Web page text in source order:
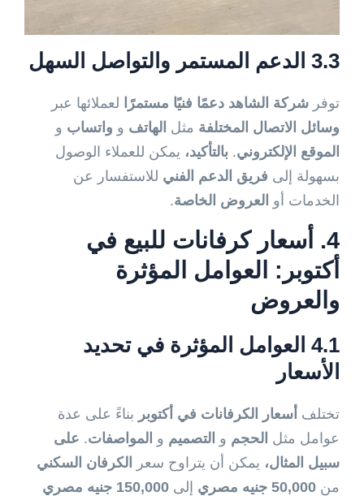
3.3 الدعم المستمر والتواصل السهل
توفر شركة الشاهد دعمًا فنيًا مستمرًا
لعملائها عبر
وسائل الاتصال المختلفة مثل الهاتف و واتساب و
الموقع الإلكتروني. بالتأكيد، يمكن للعملاء الوصول
بسهولة إلى فريق الدعم الفني للاستفسار عن
الخدمات أو العروض الخاصة.
4. أسعار كرفانات للبيع في
أكتوبر: العوامل المؤثرة
والعروض
4.1 العوامل المؤثرة في تحديد
الأسعار
تختلف أسعار الكرفانات في أكتوبر بناءً على عدة
عوامل مثل الحجم و التصميم و المواصفات. على
سبيل المثال، يمكن أن يتراوح سعر
الكرفان السكني
من 50,000 جنيه مصري إلى 150,000 جنيه مصري